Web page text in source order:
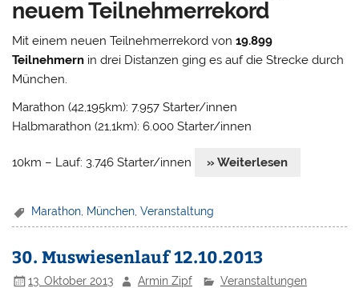
neuem Teilnehmerrekord
Mit einem neuen Teilnehmerrekord von19.899
Teilnehmern in drei Distanzen ging es auf die Strecke durch
München.
Marathon (42,195km): 7.957 Starter/innen
Halbmarathon (21,1km): 6.000 Starter/innen
10km – Lauf: 3.746 Starter/innen » Weiterlesen
Marathon München ,Veranstaltung
30. Muswiesenlauf 12.10.2013
13. Oktober 2013 Armin Zipf Veranstaltungen